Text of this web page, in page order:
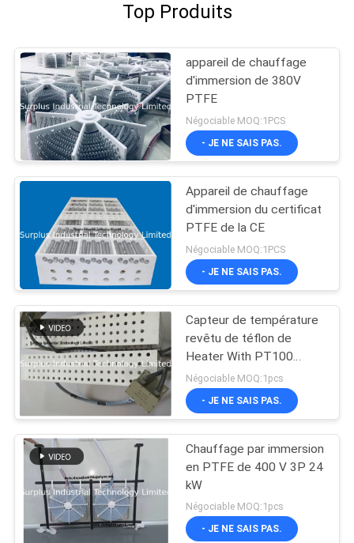
Top Produits
appareil de chauffage
d'immersion de 380V
PTFE
Négociable MOQ:1PCS
- JE NE SAIS PAS.
Appareil de chauffage
d'immersion du certificat
PTFE de la CE
Négociable MOQ:1PCS
- JE NE SAIS PAS.
Capteur de température
revêtu de téflon de
Heater With PT100
d'immersion de PTFE
Négociable MOQ:1pcs
- JE NE SAIS PAS.
Chauffage par immersion
en PTFE de 400 V 3P 24
kW
Négociable MOQ:1pcs
- JE NE SAIS PAS.